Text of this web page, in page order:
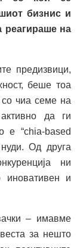
бизнис и
реагираше на
предизвици,
беше тоа
чиа семе на
да ги
е “chia-based
Од друга
ни
иновативен и
– имавме
за нешто